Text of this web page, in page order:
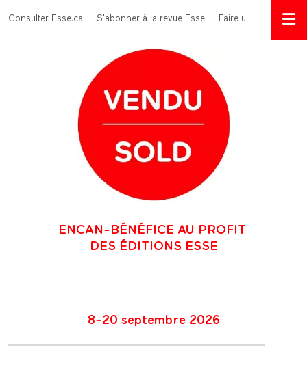
Menu Top
Consulter Esse.ca S'abonner à la revue Esse Faire un don
ENCAN-BÉNÉFICE AU PROFIT
DES ÉDITIONS ESSE
8-20 septembre 2026